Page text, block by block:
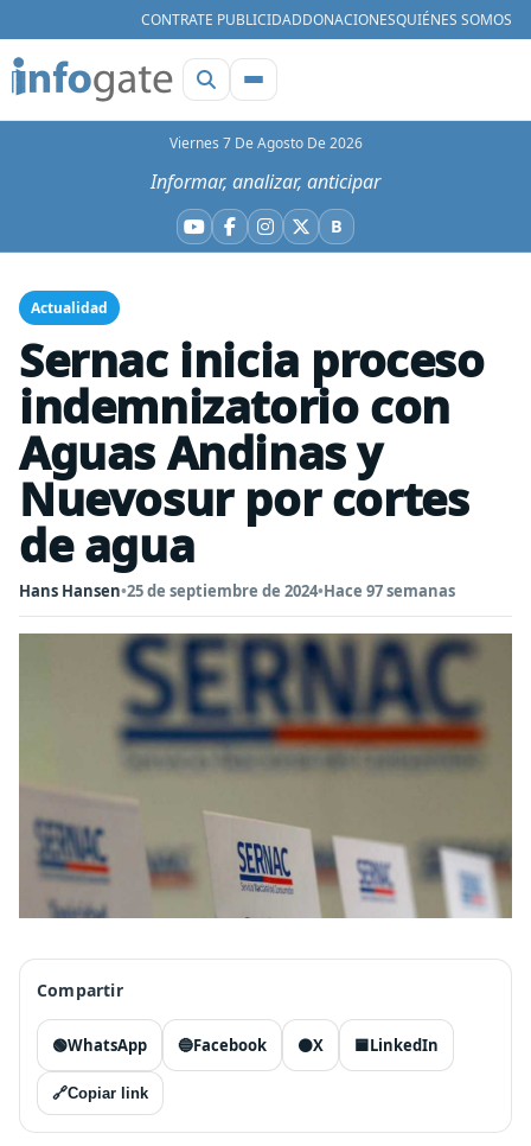
CONTRATE PUBLICIDADDONACIONESQUIÉNES SOMOS
Viernes 7 De Agosto De 2026
Informar, analizar, anticipar
YouTube
Facebook
Instagram
X BBluesky
Actualidad
Sernac inicia proceso
indemnizatorio con
Aguas Andinas y
Nuevosur por cortes
de agua
Hans Hansen•25 de septiembre de 2024•Hace 97 semanas
Compartir
🟢WhatsApp 🔵Facebook ⚫X 🟦LinkedIn
🔗Copiar link